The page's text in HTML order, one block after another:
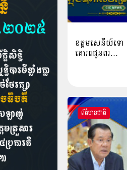
ឧត្តមសេនីយ៍ទ
គោរពជូនពរ…
ព័ត៌មានជាតិ